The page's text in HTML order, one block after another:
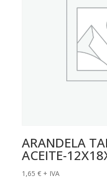
ARANDELA
ACEITE-
1,65 € + IVA